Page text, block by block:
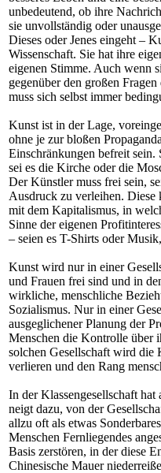
unbedeutend, ob ihre
sie unvollständig oder
Dieses oder Jenes eingeht –
Wissenschaft. Sie hat ihre
eigenen Stimme. Auch wenn
gegenüber den großen
muss sich selbst immer
Kunst ist in der Lage,
ohne je zur bloßen
Einschränkungen befreit sein.
sei es die Kirche oder die
Der Künstler muss frei sein,
Ausdruck zu verleihen. Diese
mit dem Kapitalismus, in
Sinne der eigenen
– seien es T-Shirts oder
Kunst wird nur in einer
und Frauen frei sind und in
wirkliche, menschliche
Sozialismus. Nur in einer
ausgeglichener Planung der
Menschen die Kontrolle über
solchen Gesellschaft wird die
verlieren und den Rang
In der Klassengesellschaft
neigt dazu, von der
allzu oft als etwas
Menschen Fernliegendes
Basis zerstören, in der diese
Chinesische Mauer